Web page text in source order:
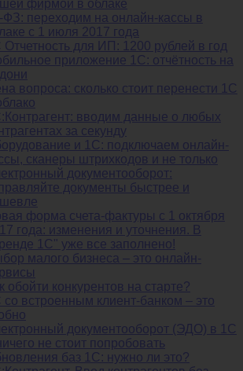
фирмой в облаке
ФЗ: переходим на онлайн-кассы в
с 1 июля 2017 года
Отчетность для ИП: 1200 рублей в год
приложение 1С: отчётность на
вопроса: сколько стоит перенести 1С
вводим данные о любых
за секунду
и 1С: подключаем онлайн-
сканеры штрихкодов и не только
документооборот:
документы быстрее и
форма счета-фактуры с 1 октября
года: изменения и уточнения. В
1С" уже все заполнено!
малого бизнеса – это онлайн-
обойти конкурентов на старте?
со встроенным клиент-банком – это
документооборот (ЭДО) в 1С
не стоит попробовать
баз 1С: нужно ли это?